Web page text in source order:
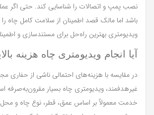
نصب پمپ و اتصالات را شناسایی کند. حتی اگر
باشد اما مالک قصد اطمینان از سلامت کامل چاه را
ویدیومتری بهترین راه‌حل برای مستندسازی و
آیا انجام ویدیومتری چاه هزینه
در مقایسه با هزینه‌های احتمالی ناشی از حفاری
غیرهدفمند، ویدیومتری چاه بسیار مقرون‌به‌صرفه
خدمت معمولاً بر اساس عمق، قطر، نوع چاه و محل